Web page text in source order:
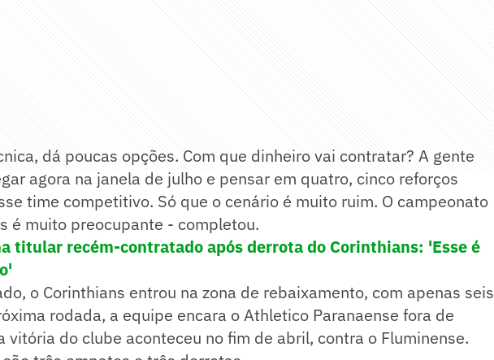
dá poucas opções. Com que dinheiro vai contratar? A gente
agora na janela de julho e pensar em quatro, cinco reforços
time competitivo. Só que o cenário é muito ruim. O campeonato
é muito preocupante - completou.
titular recém-contratado após derrota do Corinthians: 'Esse é
o Corinthians entrou na zona de rebaixamento, com apenas seis
rodada, a equipe encara o Athletico Paranaense fora de
vitória do clube aconteceu no fim de abril, contra o Fluminense.